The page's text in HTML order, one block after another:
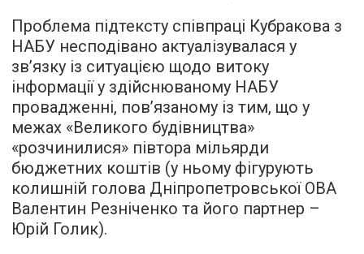
Проблема підтексту співпраці Кубракова з
НАБУ несподівано актуалізувалася у
зв’язку із ситуацією щодо витоку
інформації у здійснюваному НАБУ
провадженні, пов’язаному із тим, що у
межах «Великого будівництва»
«розчинилися» півтора мільярди
бюджетних коштів (у ньому фігурують
колишній голова Дніпропетровської ОВА
Валентин Резніченко та його партнер –
Юрій Голик).